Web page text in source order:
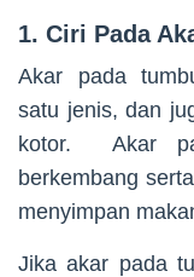
1. Ciri Pada
Akar pada
satu jenis, dan
kotor. Akar
berkembang
menyimpan
Jika akar pada